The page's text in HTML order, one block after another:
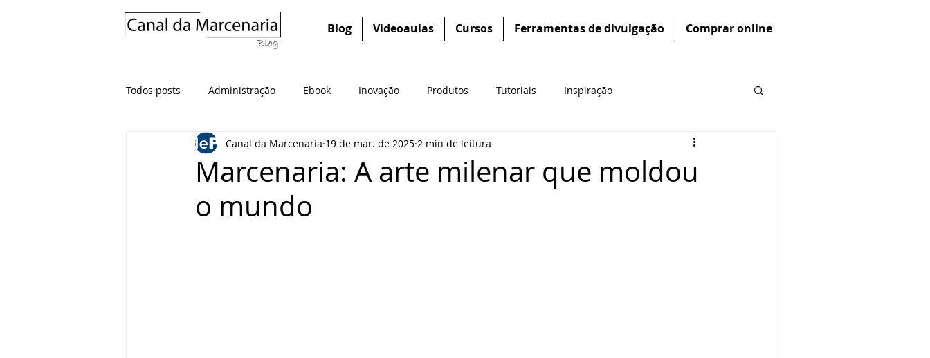
Blog Videoaulas Cursos Ferramentas de divulgação Comprar online
Todos posts Administração Ebook Inovação Produtos Tutoriais Inspiração
Marcenaria: A arte milenar que moldou
o mundo
Canal da Marcenaria 19 de mar. de 2025 2 min de leitura